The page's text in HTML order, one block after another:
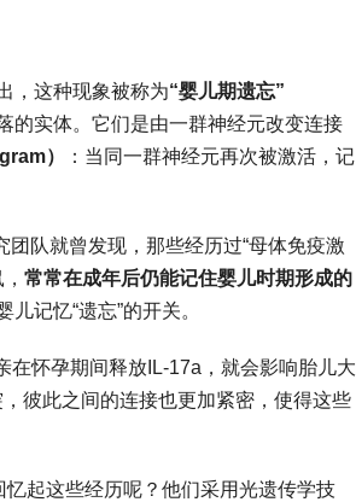
，这种现象被称为“婴儿期遗忘”
的实体。它们是由一群神经元改变连接
）
：当同一群神经元再次被激活，记
团队就曾发现，那些经历过“母体免疫激
常常在成年后仍能记住婴儿时期形成的
记忆“遗忘”的开关。
在怀孕期间释放IL-17a，就会影响胎儿大
彼此之间的连接也更加紧密，使得这些
起这些经历呢？他们采用光遗传学技